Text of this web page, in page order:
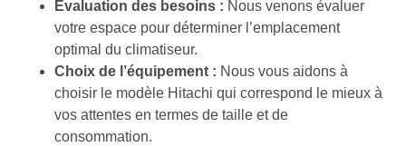
Évaluation des besoins : Nous venons évaluer
votre espace pour déterminer l’emplacement
optimal du climatiseur.
Choix de l’équipement : Nous vous aidons à
choisir le modèle Hitachi qui correspond le mieux à
vos attentes en termes de taille et de
consommation.